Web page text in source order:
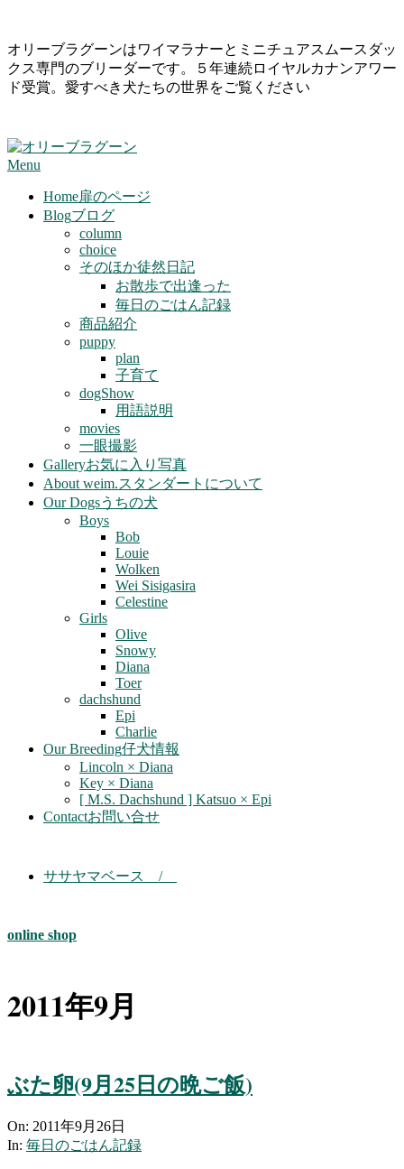
Skip
to
content
オリーブラグーンはワイマラナーとミニチュアスムースダッ
クス専門のブリーダーです。５年連続ロイヤルカナンアワー
ド受賞。愛すべき犬たちの世界をご覧ください
Primary
Menu
Menu
Home扉のページ
Blogブログ
column
choice
そのほか徒然日記
お散歩で出逢った
毎日のごはん記録
商品紹介
puppy
plan
子育て
dogShow
用語説明
movies
一眼撮影
Galleryお気に入り写真
About weim.スタンダートについて
Our Dogsうちの犬
Boys
Bob
Louie
Wolken
Wei Sisigasira
Celestine
Girls
Olive
Snowy
Diana
Toer
dachshund
Epi
Charlie
Our Breeding仔犬情報
Lincoln × Diana
Key × Diana
[ M.S. Dachshund ] Katsuo × Epi
Contactお問い合せ
ササヤマベース /
online shop
2011年9月
ぶた卵(9月25日の晩ご飯)
2011-
09-
On: 2011年9月26日
In: 毎日のごはん記録